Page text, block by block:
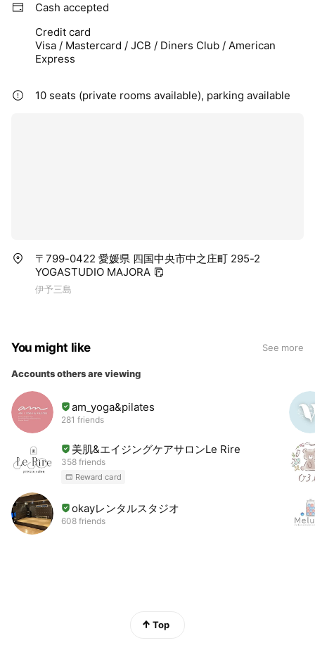
Cash accepted
Credit card
Visa / Mastercard / JCB / Diners Club / American
Express
10 seats (private rooms available), parking available
〒799-0422 愛媛県 四国中央市中之庄町 295-2
YOGASTUDIO MAJORA
伊予三島
You might like See more
Accounts others are viewing
am_yoga&pilates
281 friends
美肌&エイジングケアサロンLe Rire
358 friends
Reward card
okayレンタルスタジオ
608 friends
Top